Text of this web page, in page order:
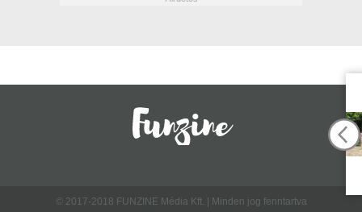
© 2017-2018 FUNZINE Média Kft. | Minden jog fenntartva